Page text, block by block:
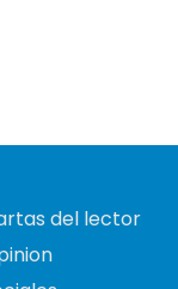
del lector